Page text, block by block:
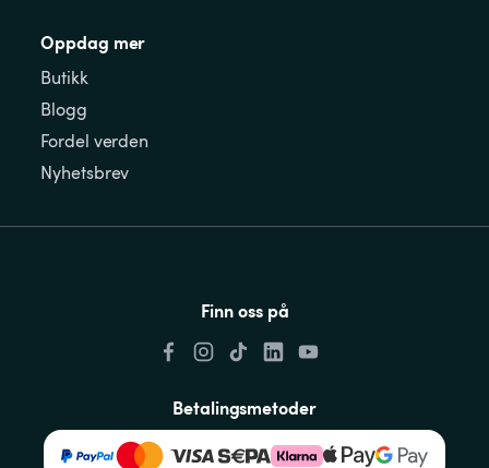
Oppdag mer
Butikk
Blogg
Fordel verden
Nyhetsbrev
Finn oss på
Betalingsmetoder